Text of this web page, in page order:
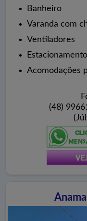
Banheiro
Varanda com
Ventiladores
Acomodações
(48)